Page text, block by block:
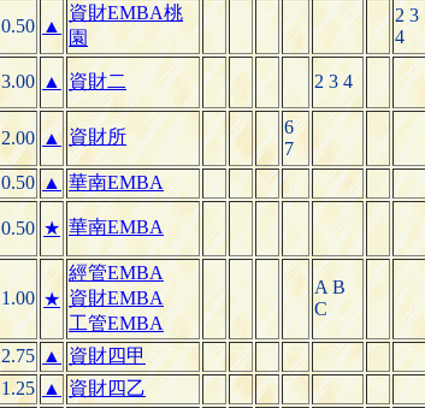
0.50 ▲
資財EMBA桃
園
2 3
4
3.00 ▲ 資財二 2 3 4
2.00 ▲ 資財所
6
7
0.50 ▲ 華南EMBA
0.50 ★ 華南EMBA
1.00 ★
經管EMBA
資財EMBA
工管EMBA
A B
C
2.75 ▲ 資財四甲
1.25 ▲ 資財四乙